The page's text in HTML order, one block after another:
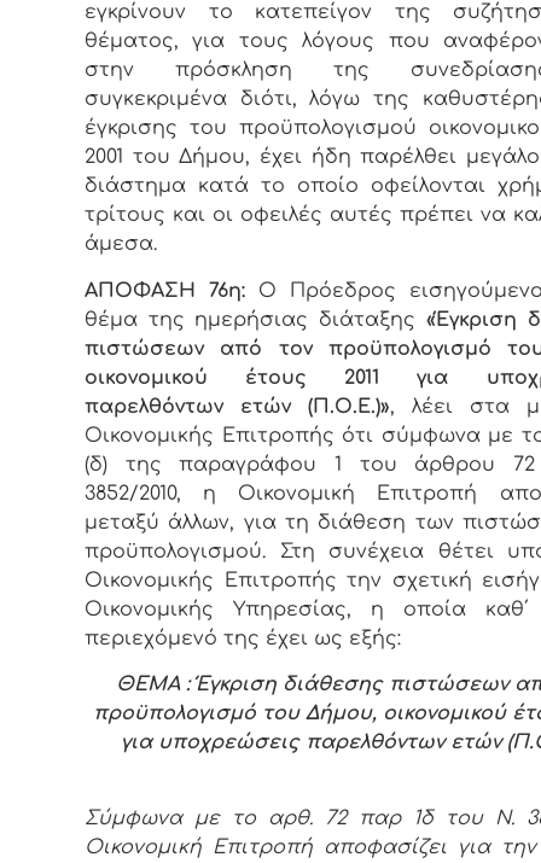
εγκρίνουν το κατεπείγον της
θέματος, για τους λόγους που
στην πρόσκληση της
συγκεκριμένα διότι, λόγω της
έγκρισης του προϋπολογισμού
2001 του Δήμου, έχει ήδη παρέλθει μεγάλο
διάστημα κατά το οποίο οφείλονται
τρίτους και οι οφειλές αυτές πρέπει να
άμεσα.
ΑΠΟΦΑΣΗ 76η: Ο Πρόεδρoς
θέμα της ημερήσιας διάταξης «Έγκριση
πιστώσεων από τον προϋπολογισμό
οικονομικού έτους 2011 για
παρελθόντων ετών (Π.Ο.Ε.)», λέει στα
Οικονομικής Επιτροπής ότι σύμφωνα με
(δ) της παραγράφου 1 του άρθρου
3852/2010, η Οικονομική Επιτροπή
μεταξύ άλλων, για τη διάθεση των
προϋπολογισμού. Στη συνέχεια θέτει
Οικονομικής Επιτροπής την σχετική
Οικονομικής Υπηρεσίας, η οποία
περιεχόμενό της έχει ως εξής:
ΘΕΜΑ : Έγκριση διάθεσης πιστώσεων
προϋπολογισμό του Δήμου, οικονομικού
για υποχρεώσεις παρελθόντων ετών
Σύμφωνα με το αρθ. 72 παρ 1δ του Ν.
Οικονομική Επιτροπή αποφασίζει για την